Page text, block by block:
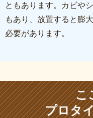
ともあります。カビや
もあり、放置すると膨
必要があります。
こ
プロタ